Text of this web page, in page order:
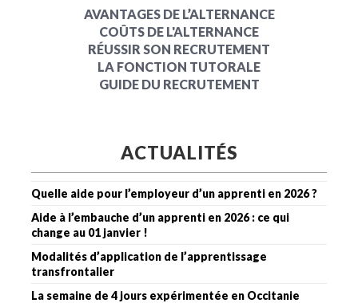
AVANTAGES DE L’ALTERNANCE
COÛTS DE L'ALTERNANCE
RÉUSSIR SON RECRUTEMENT
LA FONCTION TUTORALE
GUIDE DU RECRUTEMENT
ACTUALITÉS
Quelle aide pour l’employeur d’un apprenti en 2026 ?
Aide à l’embauche d’un apprenti en 2026 : ce qui
change au 01 janvier !
Modalités d’application de l’apprentissage
transfrontalier
La semaine de 4 jours expérimentée en Occitanie